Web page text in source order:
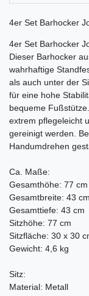
4er Set Barhocker
4er Set Barhocker
Dieser Barhocker
wahrhaftige
als auch unter der
für eine hohe
bequeme
extrem pflegeleicht
gereinigt werden.
Handumdrehen
Ca. Maße:
Gesamthöhe: 77 cm
Gesamtbreite: 43 cm
Gesamttiefe: 43 cm
Sitzhöhe: 77 cm
Sitzfläche: 30 x 30
Gewicht: 4,6 kg
Sitz:
Material: Metall